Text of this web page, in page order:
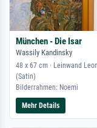
München - Die Isar
Wassily Kandinsky
48 x 67 cm · Leinwand
(Satin)
Bilderrahmen: Noemi
Mehr Details